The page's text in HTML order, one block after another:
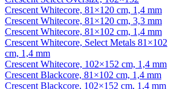
Crescent Whitecore, 81×120 cm, 1,4 mm
Crescent Whitecore, 81×120 cm, 3,3 mm
Crescent Whitecore, 81×102 cm, 1,4 mm
Crescent Whitecore, Select Metals 81×102
cm, 1,4 mm
Crescent Whitecore, 102×152 cm, 1,4 mm
Crescent Blackcore, 81×102 cm, 1,4 mm
Crescent Blackcore, 102×152 cm, 1,4 mm